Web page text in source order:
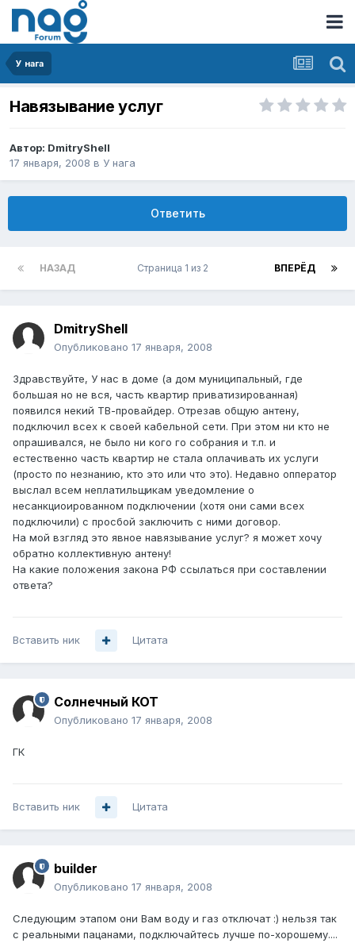
У нага
Навязывание услуг
Автор: DmitryShell
17 января, 2008 в У нага
Ответить
НАЗАД ВПЕРЁД
Страница 1 из 2
DmitryShell
Опубликовано 17 января, 2008
Здравствуйте, У нас в доме (а дом муниципальный, где
большая но не вся, часть квартир приватизированная)
появился некий ТВ-провайдер. Отрезав общую антену,
подключил всех к своей кабельной сети. При этом ни кто не
опрашивался, не было ни кого го собрания и т.п. и
естественно часть квартир не стала оплачивать их услуги
(просто по незнанию, кто это или что это). Недавно опператор
выслал всем неплатильщикам уведомление о
несанкциоированном подключении (хотя они сами всех
подключили) с просбой заключить с ними договор.
На мой взгляд это явное навязывание услуг? я может хочу
обратно коллективную антену!
На какие положения закона РФ ссылаться при составлении
ответа?
Вставить ник Цитата
Солнечный КОТ
Опубликовано 17 января, 2008
ГК
Вставить ник Цитата
builder
Опубликовано 17 января, 2008
Следующим этапом они Вам воду и газ отключат :) нельзя так
с реальными пацанами, подключайтесь лучше по-хорошему....